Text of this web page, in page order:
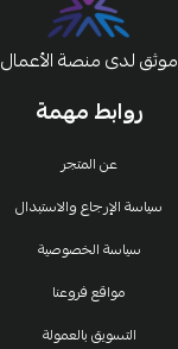
روابط مهمة
عن المتجر
سياسة الإرجاع والاستبدال
سياسة الخصوصية
مواقع فروعنا
التسويق بالعمولة
موثق لدى منصة الأعمال